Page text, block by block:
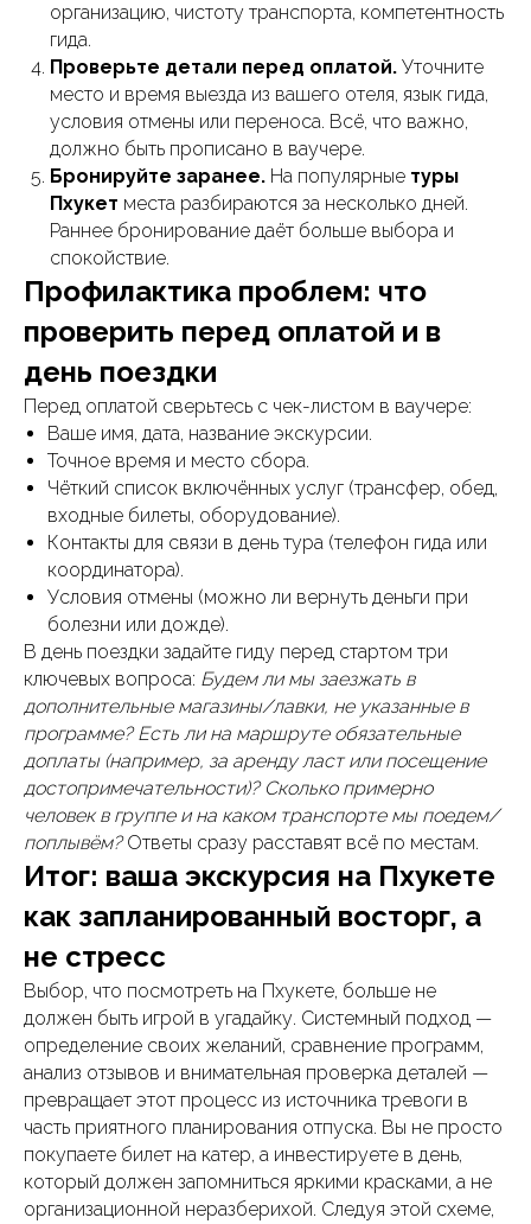
организацию, чистоту транспорта, компетентность
гида.
Проверьте детали перед оплатой. Уточните
место и время выезда из вашего отеля, язык гида,
условия отмены или переноса. Всё, что важно,
должно быть прописано в ваучере.
Бронируйте заранее. На популярные туры
Пхукет места разбираются за несколько дней.
Раннее бронирование даёт больше выбора и
спокойствие.
Профилактика проблем: что
проверить перед оплатой и в
день поездки
Перед оплатой сверьтесь с чек-листом в ваучере:
Ваше имя, дата, название экскурсии.
Точное время и место сбора.
Чёткий список включённых услуг (трансфер, обед,
входные билеты, оборудование).
Контакты для связи в день тура (телефон гида или
координатора).
Условия отмены (можно ли вернуть деньги при
болезни или дожде).
В день поездки задайте гиду перед стартом три
ключевых вопроса: Будем ли мы заезжать в
дополнительные магазины/лавки, не указанные в
программе? Есть ли на маршруте обязательные
доплаты (например, за аренду ласт или посещение
достопримечательности)? Сколько примерно
человек в группе и на каком транспорте мы поедем/
поплывём?Ответы сразу расставят всё по местам.
Итог: ваша экскурсия на Пхукете
как запланированный восторг, а
не стресс
Выбор, что посмотреть на Пхукете, больше не
должен быть игрой в угадайку. Системный подход —
определение своих желаний, сравнение программ,
анализ отзывов и внимательная проверка деталей —
превращает этот процесс из источника тревоги в
часть приятного планирования отпуска. Вы не просто
покупаете билет на катер, а инвестируете в день,
который должен запомниться яркими красками, а не
организационной неразберихой. Следуя этой схеме,